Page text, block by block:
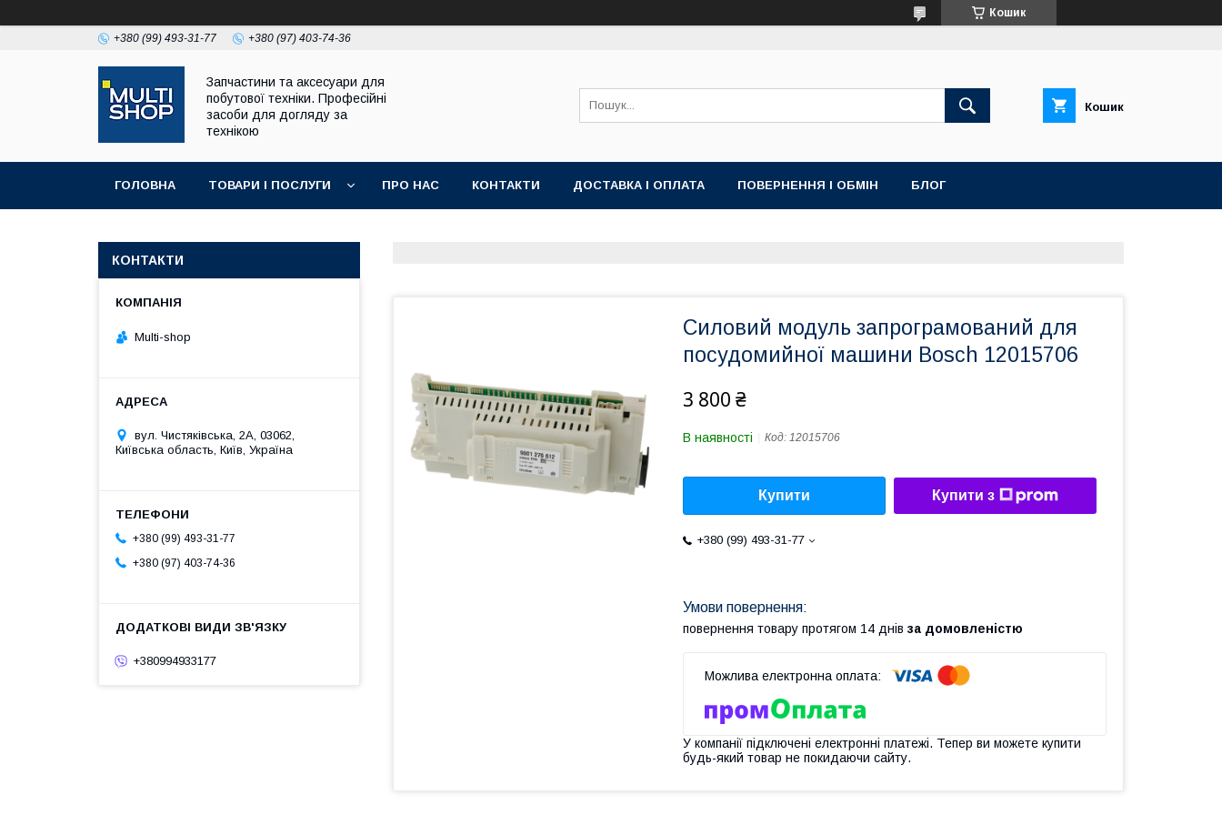
Кошик
+380 (99) 493-31-77 +380 (97) 403-74-36
Запчастини та аксесуари для
побутової техніки. Професійні
засоби для догляду за
технікою
Кошик
ГОЛОВНА ТОВАРИ І ПОСЛУГИ ПРО НАС КОНТАКТИ ДОСТАВКА І ОПЛАТА ПОВЕРНЕННЯ І ОБМІН БЛОГ
Силовий модуль запрограмований для
посудомийної машини Bosch 12015706
3 800 ₴
В наявності Код: 12015706
Купити Купити з
+380 (99) 493-31-77
повернення товару протягом 14 днів за домовленістю
У компанії підключені електронні платежі. Тепер ви можете купити
будь-який товар не покидаючи сайту.
КОНТАКТИ
Multi-shop
вул. Чистяківська, 2А, 03062,
Київська область, Київ, Україна
+380 (99) 493-31-77
+380 (97) 403-74-36
+380994933177